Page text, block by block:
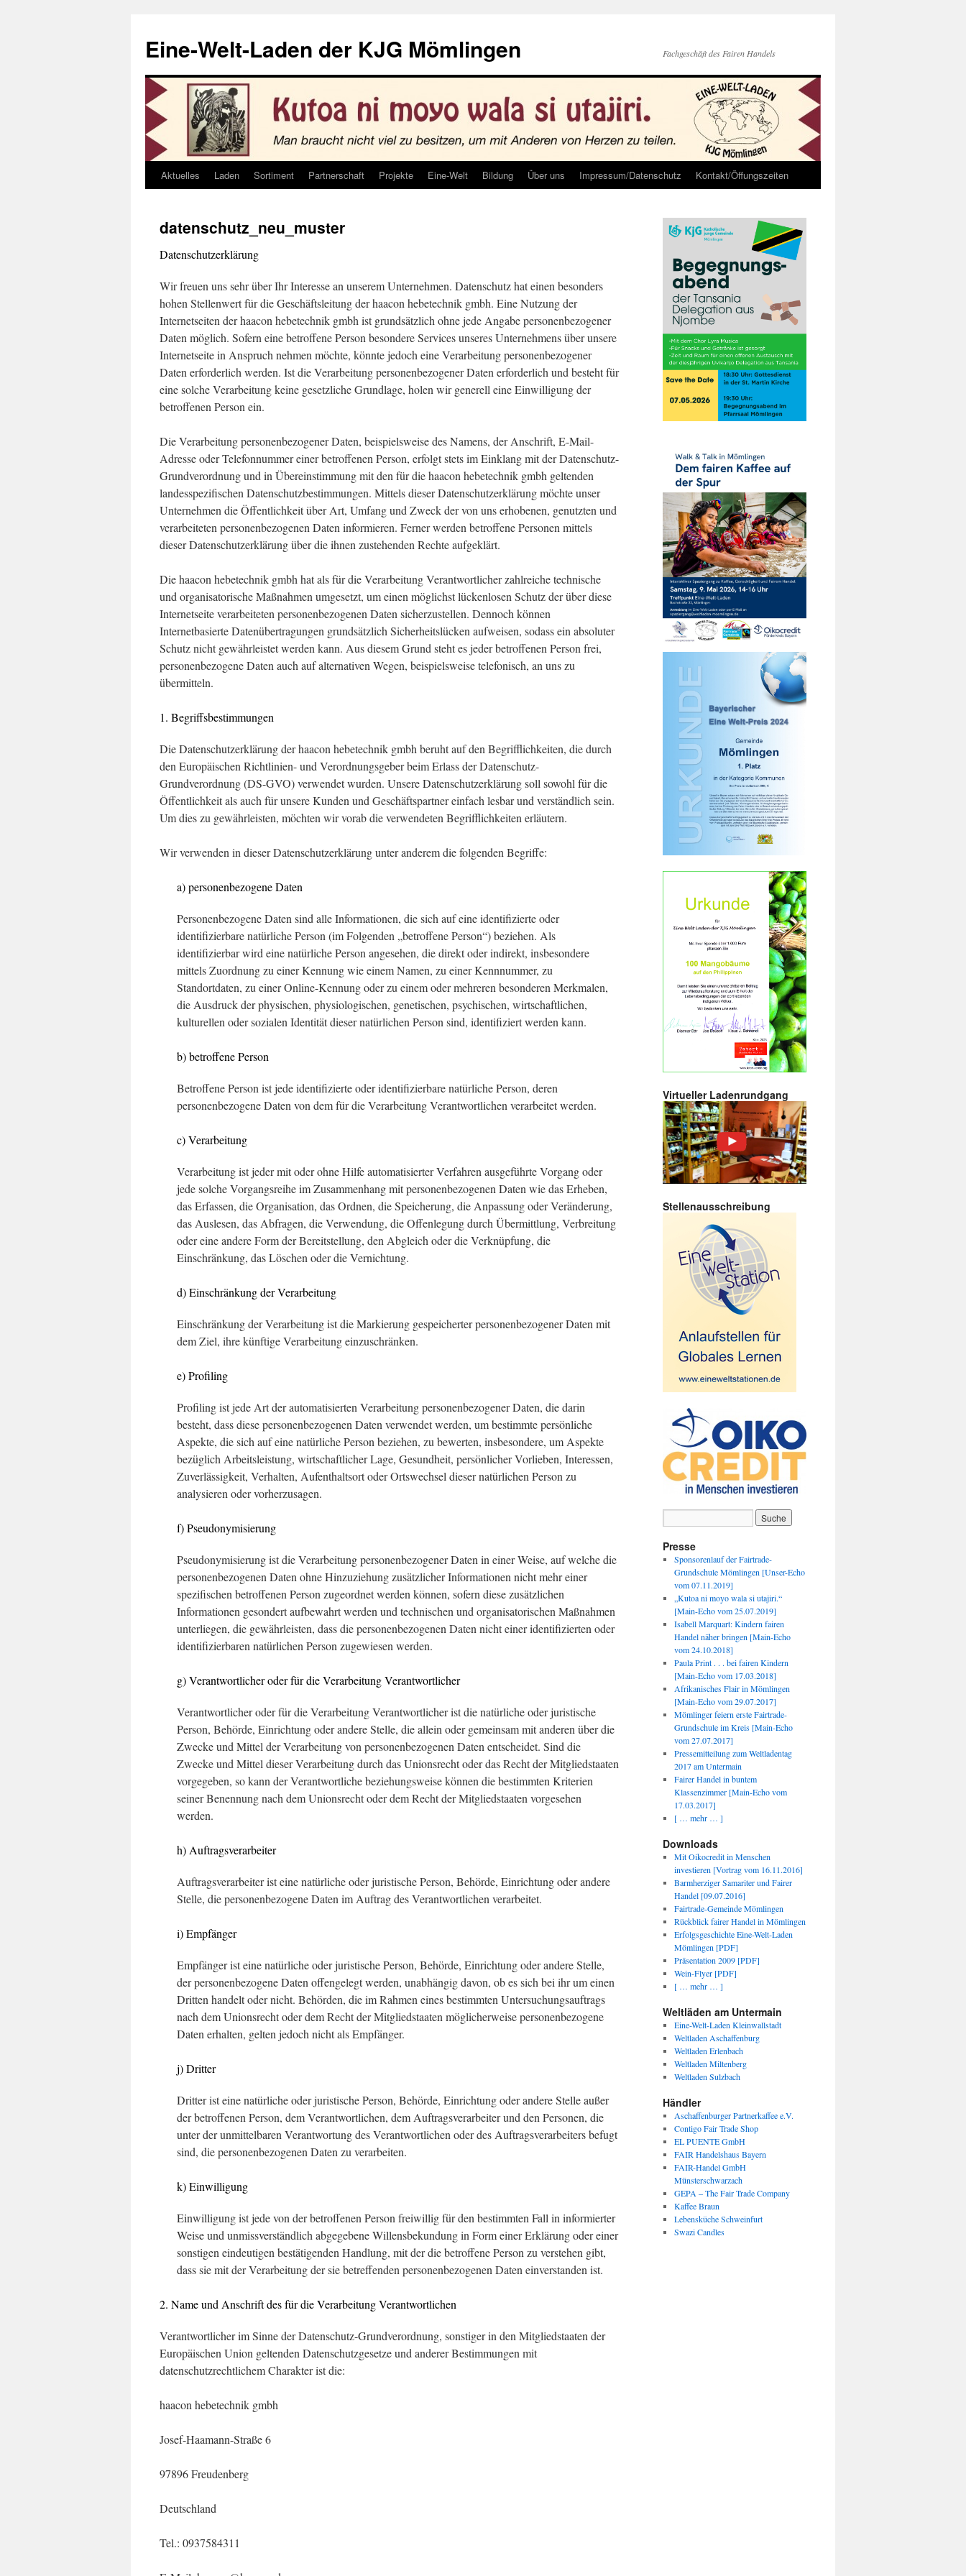
Eine-Welt-Laden der KJG Mömlingen Fachgeschäft des Fairen Handels
Skip
content
Aktuelles Laden Sortiment Partnerschaft Projekte Eine-Welt Bildung Über uns Impressum/Datenschutz Kontakt/Öffungszeiten
datenschutz_neu_muster
Datenschutzerklärung
Wir freuen uns sehr über Ihr Interesse an unserem Unternehmen. Datenschutz hat einen besonders
hohen Stellenwert für die Geschäftsleitung der haacon hebetechnik gmbh. Eine Nutzung der
Internetseiten der haacon hebetechnik gmbh ist grundsätzlich ohne jede Angabe personenbezogener
Daten möglich. Sofern eine betroffene Person besondere Services unseres Unternehmens über unsere
Internetseite in Anspruch nehmen möchte, könnte jedoch eine Verarbeitung personenbezogener
Daten erforderlich werden. Ist die Verarbeitung personenbezogener Daten erforderlich und besteht für
eine solche Verarbeitung keine gesetzliche Grundlage, holen wir generell eine Einwilligung der
betroffenen Person ein.
Die Verarbeitung personenbezogener Daten, beispielsweise des Namens, der Anschrift, E-Mail-
Adresse oder Telefonnummer einer betroffenen Person, erfolgt stets im Einklang mit der Datenschutz-
Grundverordnung und in Übereinstimmung mit den für die haacon hebetechnik gmbh geltenden
landesspezifischen Datenschutzbestimmungen. Mittels dieser Datenschutzerklärung möchte unser
Unternehmen die Öffentlichkeit über Art, Umfang und Zweck der von uns erhobenen, genutzten und
verarbeiteten personenbezogenen Daten informieren. Ferner werden betroffene Personen mittels
dieser Datenschutzerklärung über die ihnen zustehenden Rechte aufgeklärt.
Die haacon hebetechnik gmbh hat als für die Verarbeitung Verantwortlicher zahlreiche technische
und organisatorische Maßnahmen umgesetzt, um einen möglichst lückenlosen Schutz der über diese
Internetseite verarbeiteten personenbezogenen Daten sicherzustellen. Dennoch können
Internetbasierte Datenübertragungen grundsätzlich Sicherheitslücken aufweisen, sodass ein absoluter
Schutz nicht gewährleistet werden kann. Aus diesem Grund steht es jeder betroffenen Person frei,
personenbezogene Daten auch auf alternativen Wegen, beispielsweise telefonisch, an uns zu
übermitteln.
1. Begriffsbestimmungen
Die Datenschutzerklärung der haacon hebetechnik gmbh beruht auf den Begrifflichkeiten, die durch
den Europäischen Richtlinien- und Verordnungsgeber beim Erlass der Datenschutz-
Grundverordnung (DS-GVO) verwendet wurden. Unsere Datenschutzerklärung soll sowohl für die
Öffentlichkeit als auch für unsere Kunden und Geschäftspartner einfach lesbar und verständlich sein.
Um dies zu gewährleisten, möchten wir vorab die verwendeten Begrifflichkeiten erläutern.
Wir verwenden in dieser Datenschutzerklärung unter anderem die folgenden Begriffe:
a) personenbezogene Daten
Personenbezogene Daten sind alle Informationen, die sich auf eine identifizierte oder
identifizierbare natürliche Person (im Folgenden „betroffene Person“) beziehen. Als
identifizierbar wird eine natürliche Person angesehen, die direkt oder indirekt, insbesondere
mittels Zuordnung zu einer Kennung wie einem Namen, zu einer Kennnummer, zu
Standortdaten, zu einer Online-Kennung oder zu einem oder mehreren besonderen Merkmalen,
die Ausdruck der physischen, physiologischen, genetischen, psychischen, wirtschaftlichen,
kulturellen oder sozialen Identität dieser natürlichen Person sind, identifiziert werden kann.
b) betroffene Person
Betroffene Person ist jede identifizierte oder identifizierbare natürliche Person, deren
personenbezogene Daten von dem für die Verarbeitung Verantwortlichen verarbeitet werden.
c) Verarbeitung
Verarbeitung ist jeder mit oder ohne Hilfe automatisierter Verfahren ausgeführte Vorgang oder
jede solche Vorgangsreihe im Zusammenhang mit personenbezogenen Daten wie das Erheben,
das Erfassen, die Organisation, das Ordnen, die Speicherung, die Anpassung oder Veränderung,
das Auslesen, das Abfragen, die Verwendung, die Offenlegung durch Übermittlung, Verbreitung
oder eine andere Form der Bereitstellung, den Abgleich oder die Verknüpfung, die
Einschränkung, das Löschen oder die Vernichtung.
d) Einschränkung der Verarbeitung
Einschränkung der Verarbeitung ist die Markierung gespeicherter personenbezogener Daten mit
dem Ziel, ihre künftige Verarbeitung einzuschränken.
e) Profiling
Profiling ist jede Art der automatisierten Verarbeitung personenbezogener Daten, die darin
besteht, dass diese personenbezogenen Daten verwendet werden, um bestimmte persönliche
Aspekte, die sich auf eine natürliche Person beziehen, zu bewerten, insbesondere, um Aspekte
bezüglich Arbeitsleistung, wirtschaftlicher Lage, Gesundheit, persönlicher Vorlieben, Interessen,
Zuverlässigkeit, Verhalten, Aufenthaltsort oder Ortswechsel dieser natürlichen Person zu
analysieren oder vorherzusagen.
f) Pseudonymisierung
Pseudonymisierung ist die Verarbeitung personenbezogener Daten in einer Weise, auf welche die
personenbezogenen Daten ohne Hinzuziehung zusätzlicher Informationen nicht mehr einer
spezifischen betroffenen Person zugeordnet werden können, sofern diese zusätzlichen
Informationen gesondert aufbewahrt werden und technischen und organisatorischen Maßnahmen
unterliegen, die gewährleisten, dass die personenbezogenen Daten nicht einer identifizierten oder
identifizierbaren natürlichen Person zugewiesen werden.
g) Verantwortlicher oder für die Verarbeitung Verantwortlicher
Verantwortlicher oder für die Verarbeitung Verantwortlicher ist die natürliche oder juristische
Person, Behörde, Einrichtung oder andere Stelle, die allein oder gemeinsam mit anderen über die
Zwecke und Mittel der Verarbeitung von personenbezogenen Daten entscheidet. Sind die
Zwecke und Mittel dieser Verarbeitung durch das Unionsrecht oder das Recht der Mitgliedstaaten
vorgegeben, so kann der Verantwortliche beziehungsweise können die bestimmten Kriterien
seiner Benennung nach dem Unionsrecht oder dem Recht der Mitgliedstaaten vorgesehen
werden.
h) Auftragsverarbeiter
Auftragsverarbeiter ist eine natürliche oder juristische Person, Behörde, Einrichtung oder andere
Stelle, die personenbezogene Daten im Auftrag des Verantwortlichen verarbeitet.
i) Empfänger
Empfänger ist eine natürliche oder juristische Person, Behörde, Einrichtung oder andere Stelle,
der personenbezogene Daten offengelegt werden, unabhängig davon, ob es sich bei ihr um einen
Dritten handelt oder nicht. Behörden, die im Rahmen eines bestimmten Untersuchungsauftrags
nach dem Unionsrecht oder dem Recht der Mitgliedstaaten möglicherweise personenbezogene
Daten erhalten, gelten jedoch nicht als Empfänger.
j) Dritter
Dritter ist eine natürliche oder juristische Person, Behörde, Einrichtung oder andere Stelle außer
der betroffenen Person, dem Verantwortlichen, dem Auftragsverarbeiter und den Personen, die
unter der unmittelbaren Verantwortung des Verantwortlichen oder des Auftragsverarbeiters befugt
sind, die personenbezogenen Daten zu verarbeiten.
k) Einwilligung
Einwilligung ist jede von der betroffenen Person freiwillig für den bestimmten Fall in informierter
Weise und unmissverständlich abgegebene Willensbekundung in Form einer Erklärung oder einer
sonstigen eindeutigen bestätigenden Handlung, mit der die betroffene Person zu verstehen gibt,
dass sie mit der Verarbeitung der sie betreffenden personenbezogenen Daten einverstanden ist.
2. Name und Anschrift des für die Verarbeitung Verantwortlichen
Verantwortlicher im Sinne der Datenschutz-Grundverordnung, sonstiger in den Mitgliedstaaten der
Europäischen Union geltenden Datenschutzgesetze und anderer Bestimmungen mit
datenschutzrechtlichem Charakter ist die:
haacon hebetechnik gmbh
Josef-Haamann-Straße 6
97896 Freudenberg
Deutschland
Tel.: 0937584311
Virtueller Ladenrundgang
Stellenausschreibung
Presse
Sponsorenlauf der Fairtrade-
Grundschule Mömlingen [Unser-Echo
vom 07.11.2019]
„Kutoa ni moyo wala si utajiri.“
[Main-Echo vom 25.07.2019]
Isabell Marquart: Kindern fairen
Handel näher bringen [Main-Echo
vom 24.10.2018]
Paula Print . . . bei fairen Kindern
[Main-Echo vom 17.03.2018]
Afrikanisches Flair in Mömlingen
[Main-Echo vom 29.07.2017]
Mömlinger feiern erste Fairtrade-
Grundschule im Kreis [Main-Echo
vom 27.07.2017]
Pressemitteilung zum Weltladentag
2017 am Untermain
Fairer Handel in buntem
Klassenzimmer [Main-Echo vom
17.03.2017]
[ … mehr … ]
Downloads
Mit Oikocredit in Menschen
investieren [Vortrag vom 16.11.2016]
Barmherziger Samariter und Fairer
Handel [09.07.2016]
Fairtrade-Gemeinde Mömlingen
Rückblick fairer Handel in Mömlingen
Erfolgsgeschichte Eine-Welt-Laden
Mömlingen [PDF]
Präsentation 2009 [PDF]
Wein-Flyer [PDF]
[ … mehr … ]
Weltläden am Untermain
Eine-Welt-Laden Kleinwallstadt
Weltladen Aschaffenburg
Weltladen Erlenbach
Weltladen Miltenberg
Weltladen Sulzbach
Händler
Aschaffenburger Partnerkaffee e.V.
Contigo Fair Trade Shop
EL PUENTE GmbH
FAIR Handelshaus Bayern
FAIR-Handel GmbH
Münsterschwarzach
GEPA – The Fair Trade Company
Kaffee Braun
Lebensküche Schweinfurt
Swazi Candles